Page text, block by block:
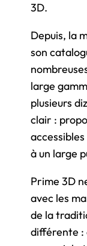
3D.
Depuis, la
son
large
plusieurs
clair :
à un large
Prime 3D
avec les
de la
différente :